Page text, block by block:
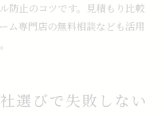
防止のコツです。見積もり比較
ム専門店の無料相談なども活用
選びで失敗しない